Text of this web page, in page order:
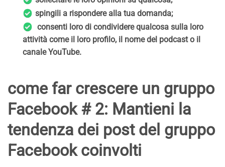
spingili a rispondere alla tua domanda;
consenti loro di condividere qualcosa sulla loro
attività come il loro profilo, il nome del podcast o il
canale YouTube.
come far crescere un gruppo
Facebook # 2: Mantieni la
tendenza dei post del gruppo
Facebook coinvolti